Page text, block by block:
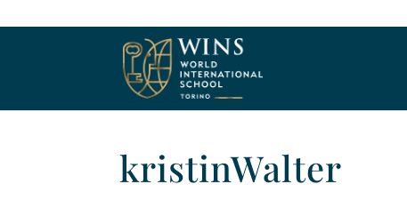
kristinWalter